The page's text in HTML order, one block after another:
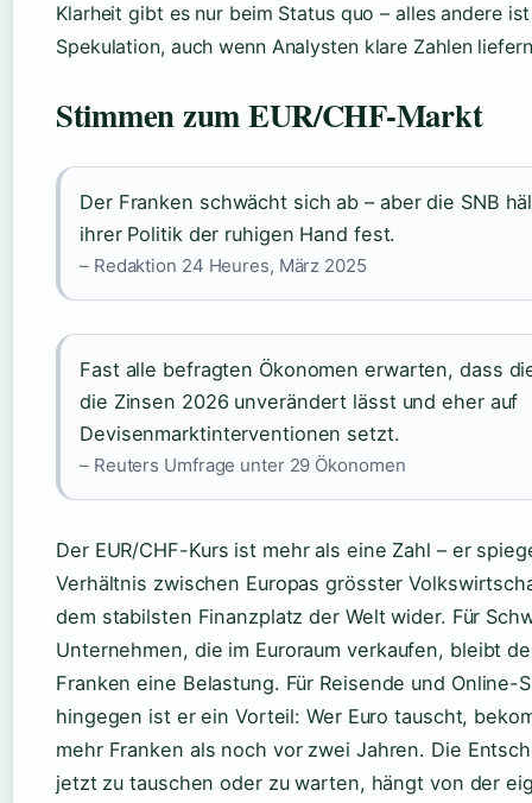
Klarheit gibt es nur beim Status quo – alles andere ist
Spekulation, auch wenn Analysten klare Zahlen
Stimmen zum EUR/CHF-Markt
Der Franken schwächt sich ab – aber die SNB
ihrer Politik der ruhigen Hand fest.
– Redaktion 24 Heures, März 2025
Fast alle befragten Ökonomen erwarten, dass
die Zinsen 2026 unverändert lässt und eher auf
Devisenmarktinterventionen setzt.
– Reuters Umfrage unter 29 Ökonomen
Der EUR/CHF-Kurs ist mehr als eine Zahl – er
Verhältnis zwischen Europas grösster
dem stabilsten Finanzplatz der Welt wider. Für
Unternehmen, die im Euroraum verkaufen, bleibt
Franken eine Belastung. Für Reisende und Online-
hingegen ist er ein Vorteil: Wer Euro tauscht,
mehr Franken als noch vor zwei Jahren. Die
jetzt zu tauschen oder zu warten, hängt von der